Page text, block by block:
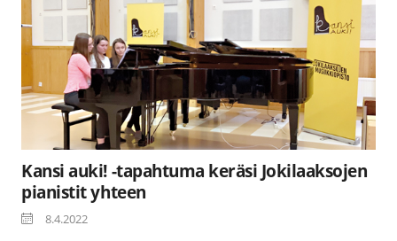
Kansi auki! -tapahtuma keräsi Jokilaaksojen
pianistit yhteen
8.4.2022